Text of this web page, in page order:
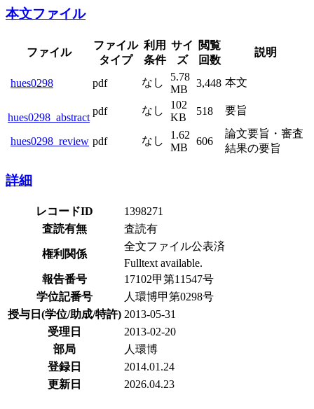
本文ファイル
ファイル
ファイル
タイプ
利用
条件
サイ
ズ
閲覧
回数
説明
hues0298 pdf なし
5.78
MB
3,448 本文
hues0298_abstract
pdf なし
102
KB
518 要旨
hues0298_review pdf なし
1.62
MB
606
論文要旨・審査
結果の要旨
詳細
レコードID
1398271
査読有無
査読有
権利関係
全文ファイル公表済
Fulltext available.
報告番号
17102甲第11547号
学位記番号
人環博甲第0298号
授与日(学位/助成/特許) 2013-05-31
受理日
2013-02-20
部局
人環博
登録日
2014.01.24
更新日
2026.04.23